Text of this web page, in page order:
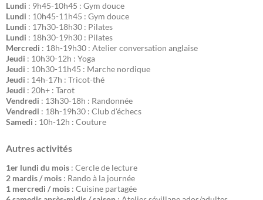
Lundi : 9h45-10h45 : Gym douce
Lundi : 10h45-11h45 : Gym douce
Lundi : 17h30-18h30 : Pilates
Lundi : 18h30-19h30 : Pilates
Mercredi : 18h-19h30 : Atelier conversation anglaise
Jeudi : 10h30-12h : Yoga
Jeudi : 10h30-11h45 : Marche nordique
Jeudi : 14h-17h : Tricot-thé
Jeudi : 20h+ : Tarot
Vendredi : 13h30-18h : Randonnée
Vendredi : 18h-19h30 : Club d'échecs
Samedi : 10h-12h : Couture
Autres activités
1er lundi du mois : Cercle de lecture
2 mardis / mois : Rando à la journée
1 mercredi / mois : Cuisine partagée